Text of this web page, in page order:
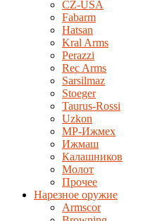
CZ-USA
Fabarm
Hatsan
Kral Arms
Perazzi
Rec Arms
Sarsilmaz
Stoeger
Taurus-Rossi
Uzkon
MP-Ижмех
Ижмаш
Калашников
Молот
Прочее
Нарезное оружие
Armscor